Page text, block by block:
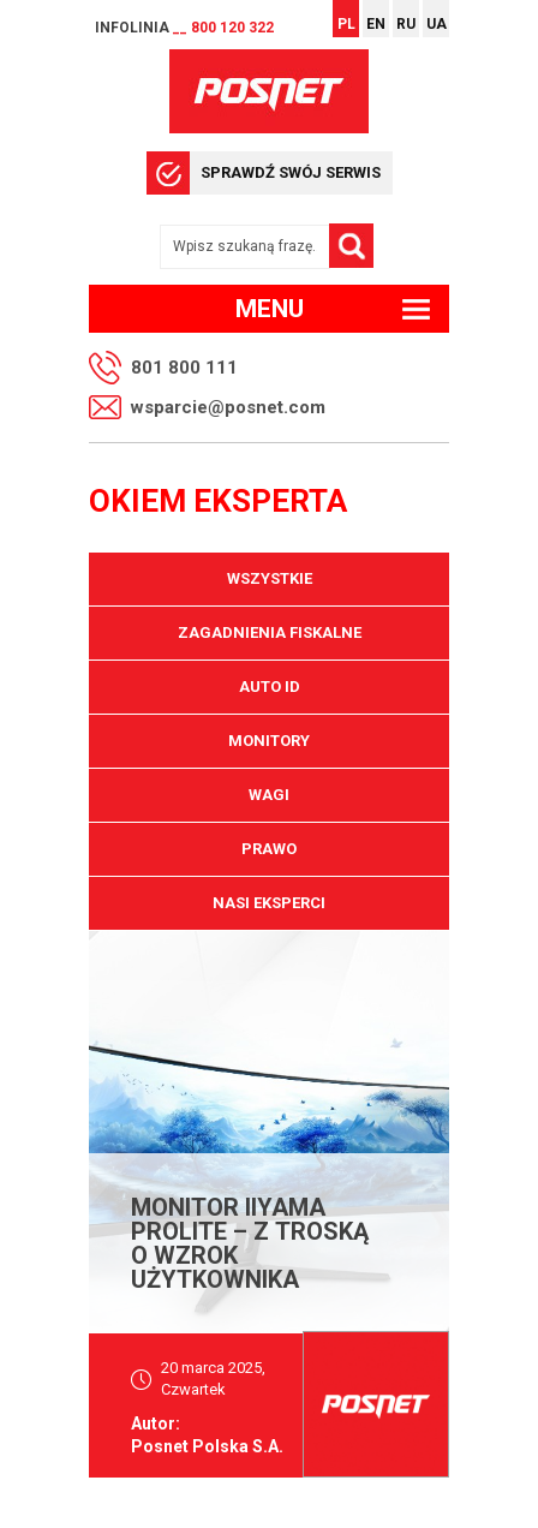
INFOLINIA __ 800 120 322 PL EN RU UA
SPRAWDŹ SWÓJ SERWIS
MENU
801 800 111
wsparcie@posnet.com
OKIEM EKSPERTA
WSZYSTKIE
ZAGADNIENIA FISKALNE
AUTO ID
MONITORY
WAGI
PRAWO
NASI EKSPERCI
MONITOR IIYAMA
PROLITE – Z TROSKĄ
O WZROK
UŻYTKOWNIKA
20 marca 2025,
Czwartek
Autor:
Posnet Polska S.A.